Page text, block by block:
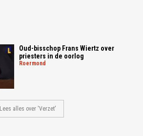
Oud-bisschop Frans Wiertz over
priesters in de oorlog
roermond
Lees alles over 'Verzet'